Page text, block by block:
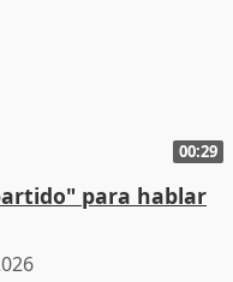
00:29
para hablar